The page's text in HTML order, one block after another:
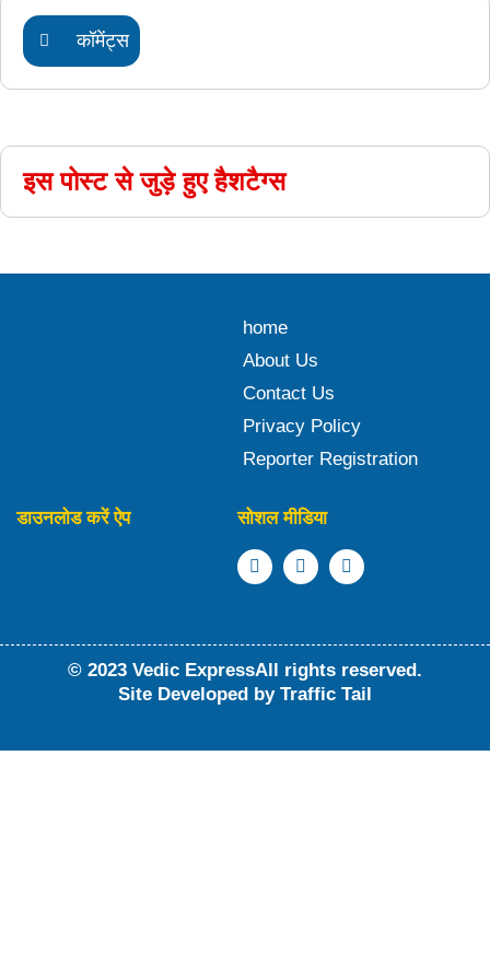
कॉमेंट्स
इस पोस्ट से जुड़े हुए हैशटैग्स
home
About Us
Contact Us
Privacy Policy
Reporter Registration
डाउनलोड करें ऐप सोशल मीडिया
© 2023 Vedic ExpressAll rights reserved.
Site Developed by Traffic Tail